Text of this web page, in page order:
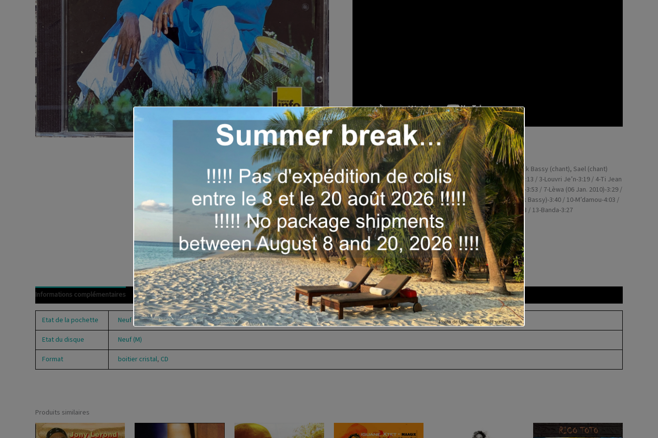
Année: 2011
Label: Radio France (SIG11076)
Personnel et instruments: BélO (chant, guitare), Blick Bassy (chant), Sael (chant)
Titres: 1-Intro Kote Moun Yo-1:03 / 2-Kote Moun Yo-3:13 / 3-Louvri Je’n-3:19 / 4-Ti Jean
(Featuring Sael)-3:39 / 5-Pitit Deyo-3:29 / 6-Kachiman-3:53 / 7-Lèwa (06 Jan. 2010)-3:29 /
8-Interlude (Wozo Lari)-0:56 / 9-Wozo (Featuring Blick Bassy)-3:40 / 10-M’damou-4:03 /
11-Stop Boasting-3:26 / 12-Interlude (Banda Lari)-1:13 / 13-Banda-3:27
Disponibilité :En stock
quantité
de
Haïti
Debout
-
Bélo
(2011)
Ajouter au panier
Informations complémentaires Avis (0)
Etat de la pochette
Neuf (M)
Etat du disque
Neuf (M)
Format
boitier cristal, CD
Produits similaires